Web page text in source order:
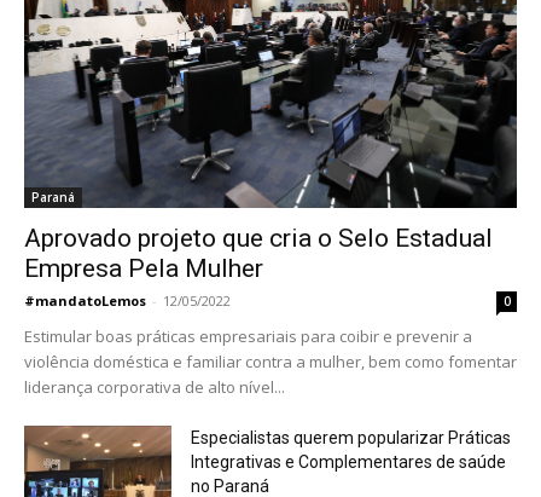
Paraná
Aprovado projeto que cria o Selo Estadual
Empresa Pela Mulher
#mandatoLemos - 12/05/2022 0
Estimular boas práticas empresariais para coibir e prevenir a
violência doméstica e familiar contra a mulher, bem como fomentar
liderança corporativa de alto nível...
Especialistas querem popularizar Práticas
Integrativas e Complementares de saúde
no Paraná